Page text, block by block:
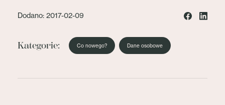
Dodano: 2017-02-09
Kategorie: Co nowego? Dane osobowe